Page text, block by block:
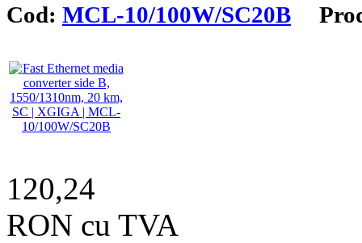
Cod: MCL-10/100W/SC20B
120,24
RON cu TVA